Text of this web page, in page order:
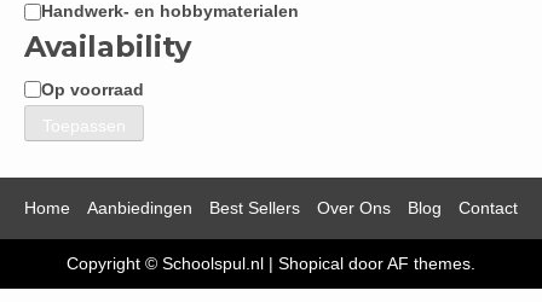
Handwerk- en hobbymaterialen
Availability
Beschikbaarheid
Op voorraad
Toepassen
Home Aanbiedingen Best Sellers Over Ons Blog Contact
Copyright © Schoolspul.nl | Shopical door AF themes.